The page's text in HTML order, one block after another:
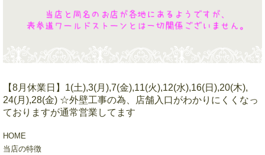
【8月休業日】1(土),3(月),7(金),11(火),12(水),16(日),20(木),
24(月),28(金) ☆外壁工事の為、店舗入口がわかりにくくなっ
ておりますが通常営業してます
HOME
当店の特徴